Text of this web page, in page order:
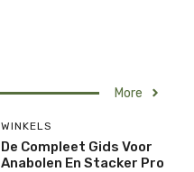
More
WINKELS
De Compleet Gids Voor
Anabolen En Stacker Pro